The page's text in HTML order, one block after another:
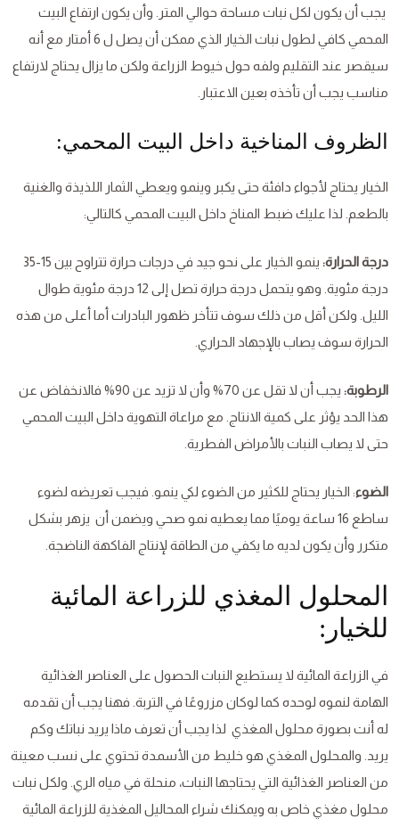
يجب أن يكون لكل نبات مساحة حوالي المتر. وأن يكون ارتفاع البيت
المحمي كافي لطول نبات الخيار الذي ممكن أن يصل ل 6 أمتار مع أنه
سيقصر عند التقليم ولفه حول خيوط الزراعة ولكن ما يزال يحتاج لارتفاع
مناسب يجب أن تأخذه بعين الاعتبار.
الظروف المناخية داخل البيت المحمي:
الخيار يحتاج لأجواء دافئة حتى يكبر وينمو ويعطي الثمار اللذيذة والغنية
بالطعم. لذا عليك ضبط المناخ داخل البيت المحمي كالتالي:
درجة الحرارة:
ينمو الخيار على نحو جيد في درجات حرارة تتراوح بين 15-35
درجة مئوية. وهو يتحمل درجة حرارة تصل إلى 12 درجة مئوية طوال
الليل. ولكن أقل من ذلك سوف تتأخر ظهور البادرات أما أعلى من هذه
الحرارة سوف يصاب بالإجهاد الحراري.
الرطوبة:
يجب أن لا تقل عن 70% وأن لا تزيد عن 90% فالانخفاض عن
هذا الحد يؤثر على كمية الانتاج. مع مراعاة التهوية داخل البيت المحمي
حتى لا يصاب النبات بالأمراض الفطرية.
الضوء: الخيار يحتاج للكثير من الضوء لكي ينمو. فيجب تعريضه لضوء
ساطع 16 ساعة يوميًا مما يعطيه نمو صحي ويضمن أن يزهر بشكل
متكرر وأن يكون لديه ما يكفي من الطاقة لإنتاج الفاكهة الناضجة.
المحلول المغذي للزراعة المائية
للخيار:
في الزراعة المائية لا يستطيع النبات الحصول على العناصر الغذائية
الهامة لنموه لوحده كما لوكان مزروعًا في التربة. فهنا يجب أن تقدمه
له أنت بصورة محلول المغذي لذا يجب أن تعرف ماذا يريد نباتك وكم
يريد. والمحلول المغذي هو خليط من الأسمدة تحتوي على نسب معينة
من العناصر الغذائية التي يحتاجها النبات، منحلة في مياه الري. ولكل نبات
محلول مغذي خاص به ويمكنك شراء المحاليل المغذية للزراعة المائية